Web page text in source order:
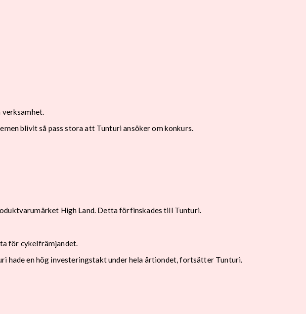
blivit så pass stora att Tunturi ansöker om konkurs.
High Land. Detta förfinskades till Tunturi.
för cykelfrämjandet.
hade en hög investeringstakt under hela årtiondet, fortsätter Tunturi.